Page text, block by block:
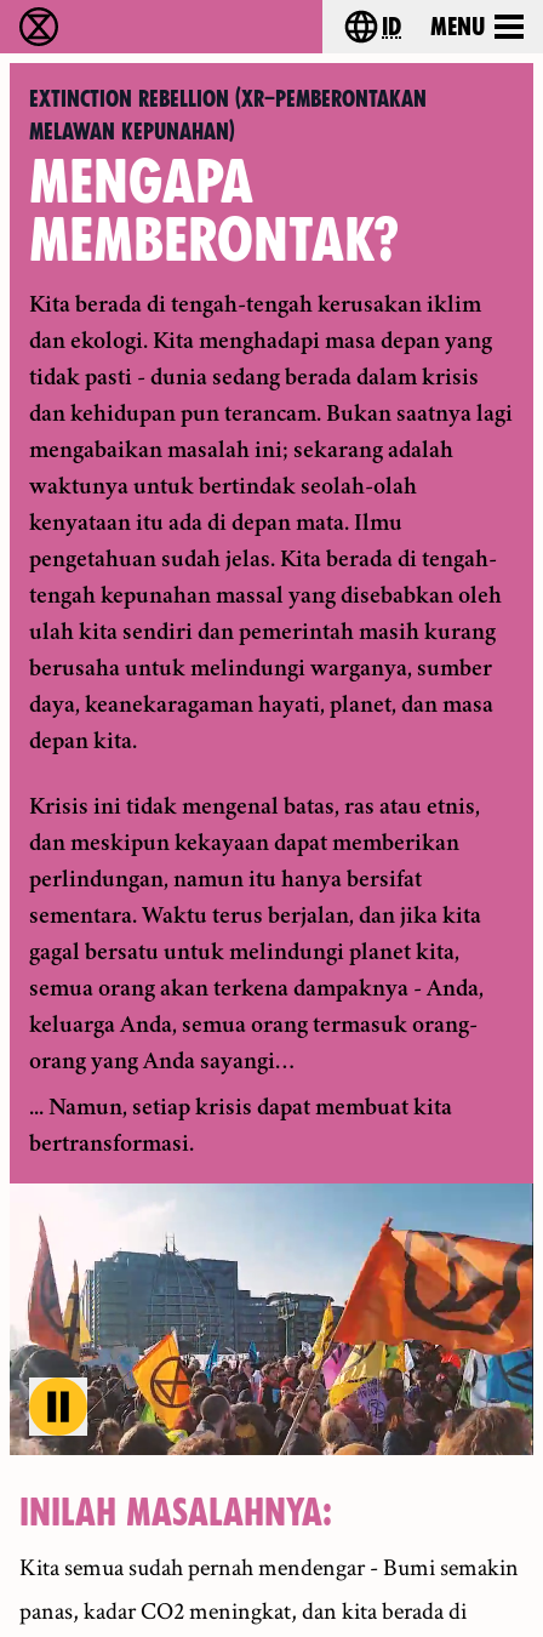
Extinction Rebellion (XR–Pemberontakan
Choose your
id Menu
Extinction Rebellion (XR–Pemberontakan
Melawan Kepunahan)
MENGAPA
MEMBERONTAK?
Kita berada di tengah-tengah kerusakan iklim
dan ekologi. Kita menghadapi masa depan yang
tidak pasti - dunia sedang berada dalam krisis
dan kehidupan pun terancam. Bukan saatnya lagi
mengabaikan masalah ini; sekarang adalah
waktunya untuk bertindak seolah-olah
kenyataan itu ada di depan mata. Ilmu
pengetahuan sudah jelas. Kita berada di tengah-
tengah kepunahan massal yang disebabkan oleh
ulah kita sendiri dan pemerintah masih kurang
berusaha untuk melindungi warganya, sumber
daya, keanekaragaman hayati, planet, dan masa
depan kita.
Krisis ini tidak mengenal batas, ras atau etnis,
dan meskipun kekayaan dapat memberikan
perlindungan, namun itu hanya bersifat
sementara. Waktu terus berjalan, dan jika kita
gagal bersatu untuk melindungi planet kita,
semua orang akan terkena dampaknya - Anda,
keluarga Anda, semua orang termasuk orang-
orang yang Anda sayangi…
... Namun, setiap krisis dapat membuat kita
bertransformasi.
Toggle video playback
INILAH MASALAHNYA:
Kita semua sudah pernah mendengar - Bumi semakin
panas, kadar CO2 meningkat, dan kita berada di